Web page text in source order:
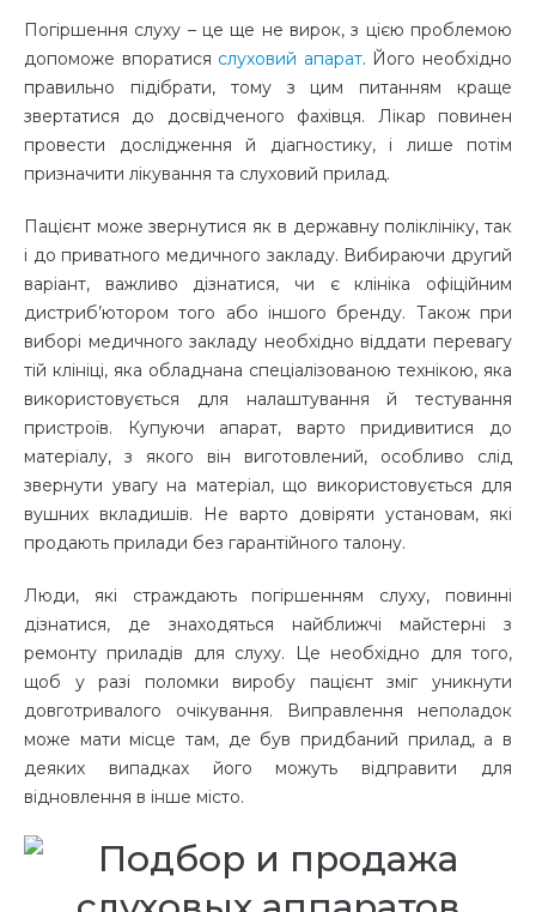
Погіршення слуху – це ще не вирок, з цією проблемою
допоможе впоратися слуховий апарат. Його необхідно
правильно підібрати, тому з цим питанням краще
звертатися до досвідченого фахівця. Лікар повинен
провести дослідження й діагностику, і лише потім
призначити лікування та слуховий прилад.
Пацієнт може звернутися як в державну поліклініку, так
і до приватного медичного закладу. Вибираючи другий
варіант, важливо дізнатися, чи є клініка офіційним
дистриб’ютором того або іншого бренду. Також при
виборі медичного закладу необхідно віддати перевагу
тій клініці, яка обладнана спеціалізованою технікою, яка
використовується для налаштування й тестування
пристроїв. Купуючи апарат, варто придивитися до
матеріалу, з якого він виготовлений, особливо слід
звернути увагу на матеріал, що використовується для
вушних вкладишів. Не варто довіряти установам, які
продають прилади без гарантійного талону.
Люди, які страждають погіршенням слуху, повинні
дізнатися, де знаходяться найближчі майстерні з
ремонту приладів для слуху. Це необхідно для того,
щоб у разі поломки виробу пацієнт зміг уникнути
довготривалого очікування. Виправлення неполадок
може мати місце там, де був придбаний прилад, а в
деяких випадках його можуть відправити для
відновлення в інше місто.